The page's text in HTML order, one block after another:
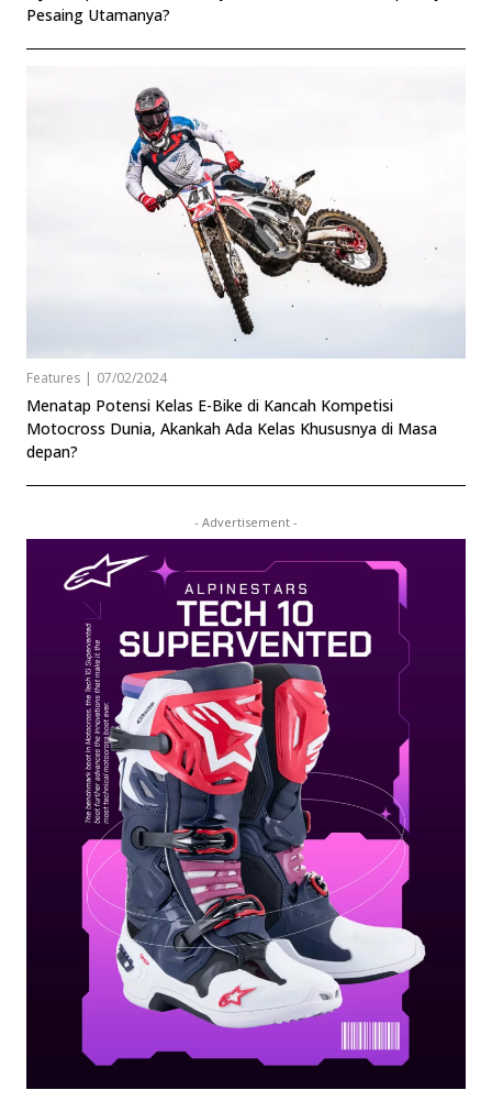
Pesaing Utamanya?
Features 07/02/2024
Menatap Potensi Kelas E-Bike di Kancah Kompetisi
Motocross Dunia, Akankah Ada Kelas Khususnya di Masa
depan?
- Advertisement -